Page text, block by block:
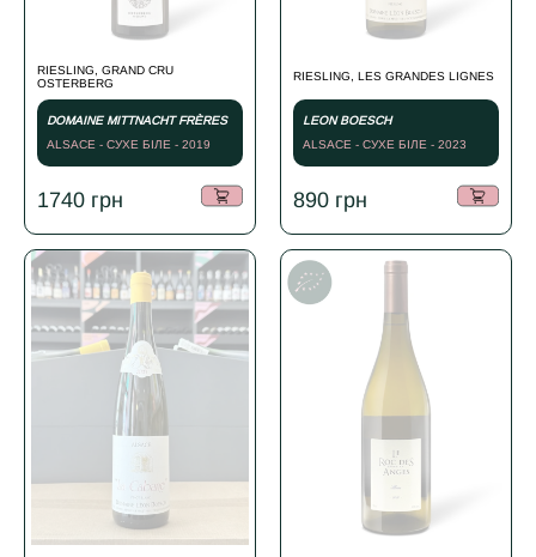
RIESLING, GRAND CRU
OSTERBERG
DOMAINE MITTNACHT FRÈRES
ALSACE - СУХЕ БІЛЕ - 2019
1740 грн
RIESLING, LES GRANDES LIGNES
LEON BOESCH
ALSACE - СУХЕ БІЛЕ - 2023
890 грн